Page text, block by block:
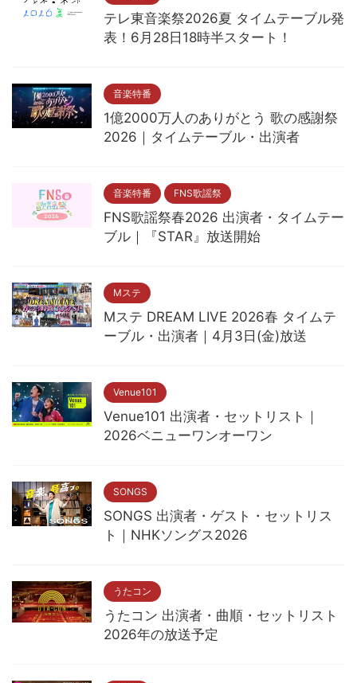
テレ東音楽祭2026夏 タイムテーブル発
表！6月28日18時半スタート！
音楽特番
1億2000万人のありがとう 歌の感謝祭
2026｜タイムテーブル・出演者
音楽特番 FNS歌謡祭
FNS歌謡祭春2026 出演者・タイムテー
ブル｜『STAR』放送開始
Mステ
Mステ DREAM LIVE 2026春 タイムテ
ーブル・出演者｜4月3日(金)放送
Venue101
Venue101 出演者・セットリスト｜
2026ベニューワンオーワン
SONGS
SONGS 出演者・ゲスト・セットリス
ト｜NHKソングス2026
うたコン
うたコン 出演者・曲順・セットリスト
2026年の放送予定